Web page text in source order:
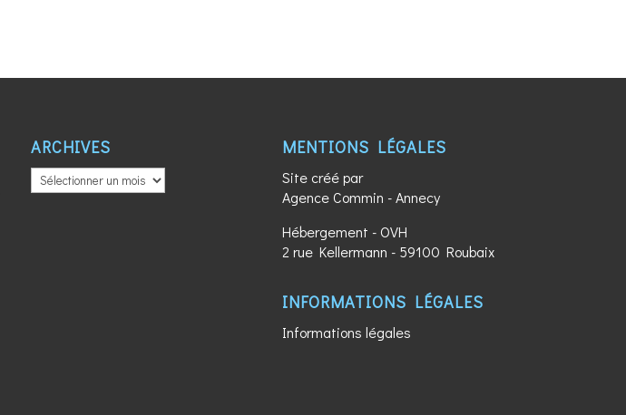
ARCHIVES
ARCHIVES
MENTIONS LÉGALES
Site créé par
Agence Commin - Annecy
Hébergement - OVH
2 rue Kellermann - 59100 Roubaix
INFORMATIONS LÉGALES
Informations légales